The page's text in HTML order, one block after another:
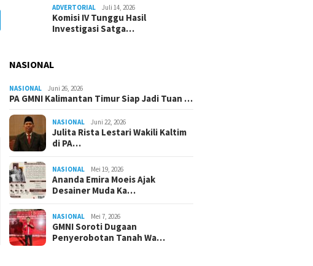
ADVERTORIAL Juli 14, 2026
Komisi IV Tunggu Hasil
Investigasi Satga…
NASIONAL
NASIONAL Juni 26, 2026
PA GMNI Kalimantan Timur Siap Jadi Tuan …
NASIONAL Juni 22, 2026
Julita Rista Lestari Wakili Kaltim
di PA…
NASIONAL Mei 19, 2026
Ananda Emira Moeis Ajak
Desainer Muda Ka…
NASIONAL Mei 7, 2026
GMNI Soroti Dugaan
Penyerobotan Tanah Wa…